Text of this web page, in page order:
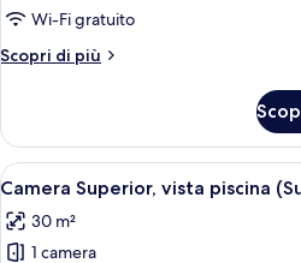
Wi-Fi gratuito
Scopri di più
Altri
terrazzo
Apri
tutte
le
foto
4
Camera Superior, vista piscina
30 m²
1 camera